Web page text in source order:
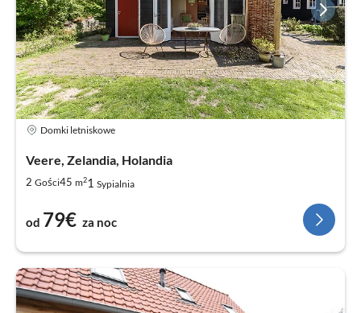
Domki letniskowe
Veere, Zelandia, Holandia
2 Gości45 m21 Sypialnia
od 79€ za noc